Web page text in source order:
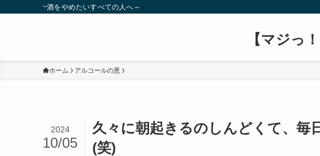
~酒をやめたいすべての人へ～
【マジっ
ホーム アルコールの悪
久々に朝起きるのしんどくて、毎
(笑)
2024
10/05